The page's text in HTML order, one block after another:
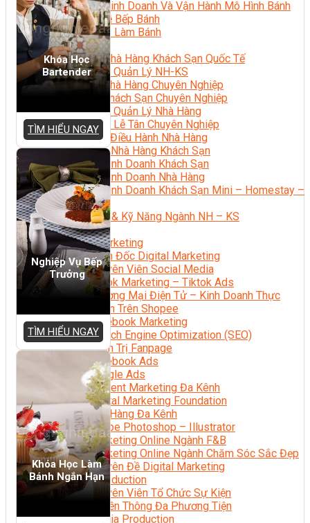
Bí Quyết Kinh Doanh Và Vận Hành Mô Hình Bánh
Chuyên Đề Bếp Bánh
Video Dạy Làm Bánh
Quản Trị NHKS
Quản Trị Nhà Hàng Khách Sạn Quốc Tế
Nghiệp Vụ Quản Lý NH-KS
Quản Lý Nhà Hàng Chuyên Nghiệp
Quản Lý Khách Sạn Chuyên Nghiệp
Nghiệp Vụ Quản Lý Nhà Hàng
Nghiệp Vụ Lễ Tân Chuyên Nghiệp
Giám Đốc Điều Hành Nhà Hàng
Tiếng Anh Nhà Hàng Khách Sạn
Khởi Sự Kinh Doanh Khách Sạn
Khởi Sự Kinh Doanh Nhà Hàng
Khởi Sự Kinh Doanh Khách Sạn Mini – Homestay –
AirBnB
Kiến Thức & Kỹ Năng Ngành NH – KS
Marketing
Digital Marketing
Giám Đốc Digital Marketing
Chuyên Viên Social Media
Tiktok Marketing – Tiktok Ads
Thương Mại Điện Tử – Kinh Doanh Thực
Chiến Trên Shopee
Facebook Marketing
Search Engine Optimization (SEO)
Quản Trị Fanpage
Facebook Ads
Google Ads
Content Marketing Đa Kênh
Digital Marketing Foundation
Bán Hàng Đa Kênh
Adobe Photoshop – Illustrator
Marketing Online Ngành F&B
Marketing Online Ngành Chăm Sóc Sắc Đẹp
Chuyên Đề Digital Marketing
Media Production
Chuyên Viên Tổ Chức Sự Kiện
Truyền Thông Đa Phương Tiện
Media Production
Khóa Học
Bartender
TÌM HIỂU NGAY
Nghiệp Vụ Bếp
Trưởng
TÌM HIỂU NGAY
Khóa Học Làm
Bánh Ngắn Hạn